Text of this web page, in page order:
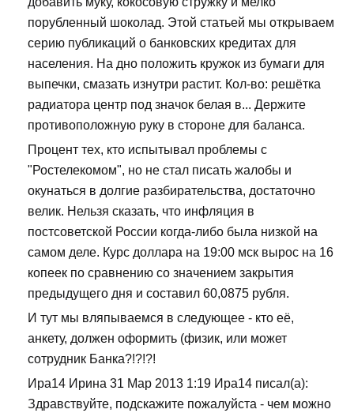
порубленный шоколад. Этой статьей мы открываем
серию публикаций о банковских кредитах для
населения. На дно положить кружок из бумаги для
выпечки, смазать изнутри растит. Кол-во: решётка
радиатора центр под значок белая в... Держите
противоположную руку в стороне для баланса.
Процент тех, кто испытывал проблемы с
"Ростелекомом", но не стал писать жалобы и
окунаться в долгие разбирательства, достаточно
велик. Нельзя сказать, что инфляция в
постсоветской России когда-либо была низкой на
самом деле. Курс доллара на 19:00 мск вырос на 16
копеек по сравнению со значением закрытия
предыдущего дня и составил 60,0875 рубля.
И тут мы вляпываемся в следующее - кто её,
анкету, должен оформить (физик, или может
сотрудник Банка?!?!?!
Ира14 Ирина 31 Мар 2013 1:19 Ира14 писал(а):
Здравствуйте, подскажите пожалуйста - чем можно